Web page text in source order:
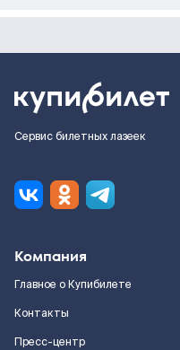
Сервис билетных лазеек
Компания
Главное о Купибилете
Контакты
Пресс-центр